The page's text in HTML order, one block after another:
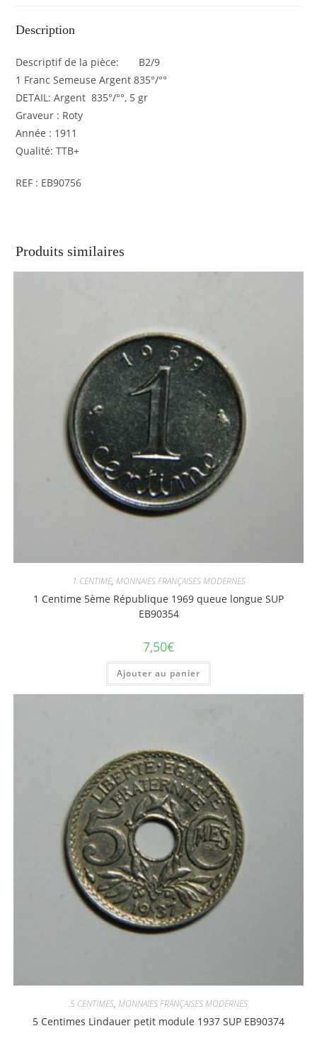
Description
Descriptif de la pièce: B2/9
1 Franc Semeuse Argent 835°/°°
DETAIL: Argent 835°/°°, 5 gr
Graveur : Roty
Année : 1911
Qualité: TTB+
REF : EB90756
Produits similaires
1 CENTIME, MONNAIES FRANÇAISES MODERNES
1 Centime 5ème République 1969 queue longue SUP
EB90354
7,50€
Ajouter au panier
5 CENTIMES, MONNAIES FRANÇAISES MODERNES
5 Centimes Lindauer petit module 1937 SUP EB90374